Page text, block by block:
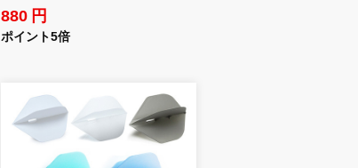
880 円
ポイント5倍